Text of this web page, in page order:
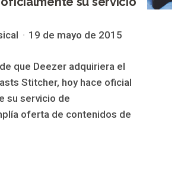
19 de mayo de 2015
que Deezer adquiriera el
Stitcher, hoy hace oficial
su servicio de
oferta de contenidos de